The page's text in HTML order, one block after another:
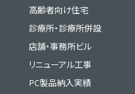
高齢者向け住宅
診療所・診療所併設
店舗・事務所ビル
リニューアル工事
PC製品納入実績